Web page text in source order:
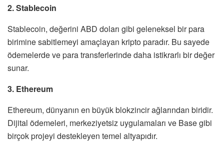
2. Stablecoin
Stablecoin, değerini ABD doları gibi geleneksel bir para
birimine sabitlemeyi amaçlayan kripto paradır. Bu sayede
ödemelerde ve para transferlerinde daha istikrarlı bir değer
sunar.
3. Ethereum
Ethereum, dünyanın en büyük blokzincir ağlarından biridir.
Dijital ödemeleri, merkeziyetsiz uygulamaları ve Base gibi
birçok projeyi destekleyen temel altyapıdır.